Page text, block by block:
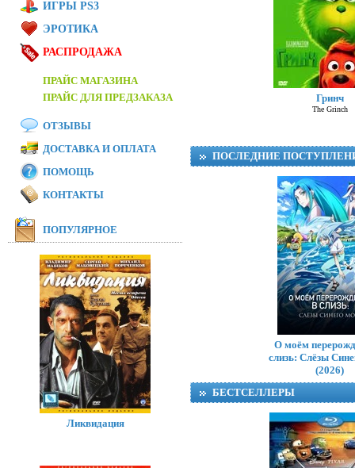
Гринч
The Grinch
ПОСЛЕДНИЕ
О моём
слизь: Слёзы
(2026)
БЕСТСЕЛЛЕРЫ
ИГРЫ PS3
ЭРОТИКА
РАСПРОДАЖА
ПРАЙС МАГАЗИНА
ПРАЙС ДЛЯ ПРЕДЗАКАЗА
ОТЗЫВЫ
ДОСТАВКА И ОПЛАТА
ПОМОЩЬ
КОНТАКТЫ
ПОПУЛЯРНОЕ
Ликвидация